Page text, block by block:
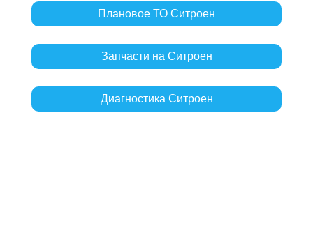
Плановое ТО Ситроен
Запчасти на Ситроен
Диагностика Ситроен